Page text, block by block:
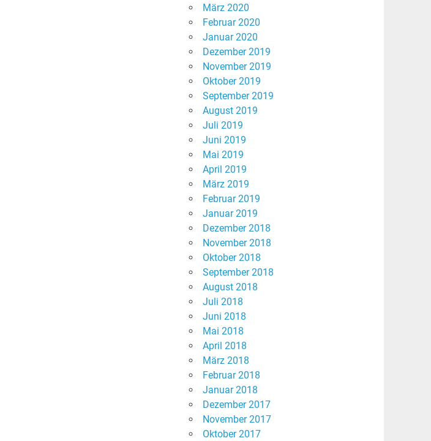
März 2020
Februar 2020
Januar 2020
Dezember 2019
November 2019
Oktober 2019
September 2019
August 2019
Juli 2019
Juni 2019
Mai 2019
April 2019
März 2019
Februar 2019
Januar 2019
Dezember 2018
November 2018
Oktober 2018
September 2018
August 2018
Juli 2018
Juni 2018
Mai 2018
April 2018
März 2018
Februar 2018
Januar 2018
Dezember 2017
November 2017
Oktober 2017